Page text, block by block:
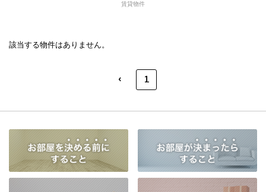
賃貸物件
該当する物件はありません。
‹ 1